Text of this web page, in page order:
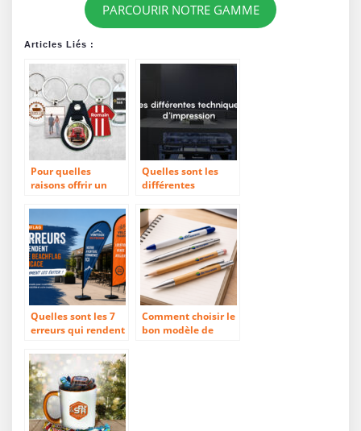
PARCOURIR NOTRE GAMME
Articles Liés :
Pour quelles
raisons offrir un
personnalisé ?
Quelles sont les
différentes
d’impression ?
Quelles sont les 7
erreurs qui rendent
inefficace ?
Comment choisir le
bon modèle de